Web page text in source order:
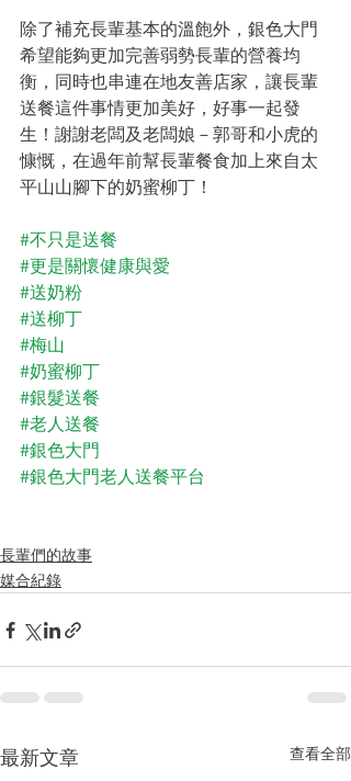
除了補充長輩基本的溫飽外，銀色大門
希望能夠更加完善弱勢長輩的營養均
衡，同時也串連在地友善店家，讓長輩
送餐這件事情更加美好，好事一起發
生！謝謝老闆及老闆娘－郭哥和小虎的
慷慨，在過年前幫長輩餐食加上來自太
平山山腳下的奶蜜柳丁！
#不只是送餐
#更是關懷健康與愛
#送奶粉
#送柳丁
#梅山
#奶蜜柳丁
#銀髮送餐
#老人送餐
#銀色大門
#銀色大門老人送餐平台
長輩們的故事
媒合紀錄
最新文章 查看全部